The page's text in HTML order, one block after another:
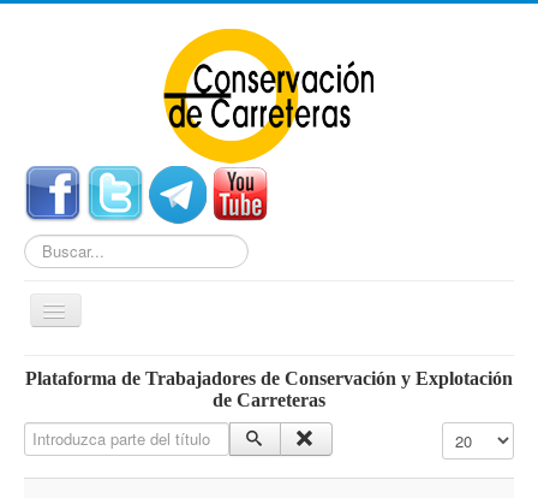
Buscar...
Cambiar
navegación
Home
Centros de Conservación
Plataforma de Trabajadores de Conservación y Explotación
de Carreteras
Introduzca parte del título Cantidad a